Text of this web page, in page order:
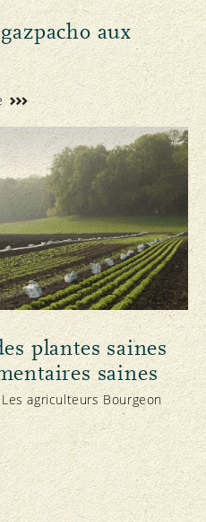
aux
plantes saines
saines
agriculteurs Bourgeon